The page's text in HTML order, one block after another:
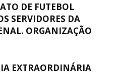
DE FUTEBOL
SERVIDORES DA
ORGANIZAÇÃO
EXTRAORDINÁRIA